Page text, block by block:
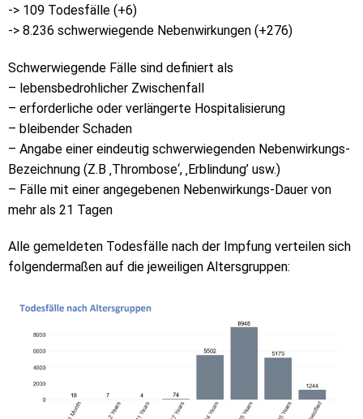
-> 109 Todesfälle (+6)
-> 8.236 schwerwiegende Nebenwirkungen (+276)
Schwerwiegende Fälle sind definiert als
– lebensbedrohlicher Zwischenfall
– erforderliche oder verlängerte Hospitalisierung
– bleibender Schaden
– Angabe einer eindeutig schwerwiegenden Nebenwirkungs-
Bezeichnung (Z.B ‚Thrombose‘, ‚Erblindung’ usw.)
– Fälle mit einer angegebenen Nebenwirkungs-Dauer von
mehr als 21 Tagen
Alle gemeldeten Todesfälle nach der Impfung verteilen sich
folgendermaßen auf die jeweiligen Altersgruppen: